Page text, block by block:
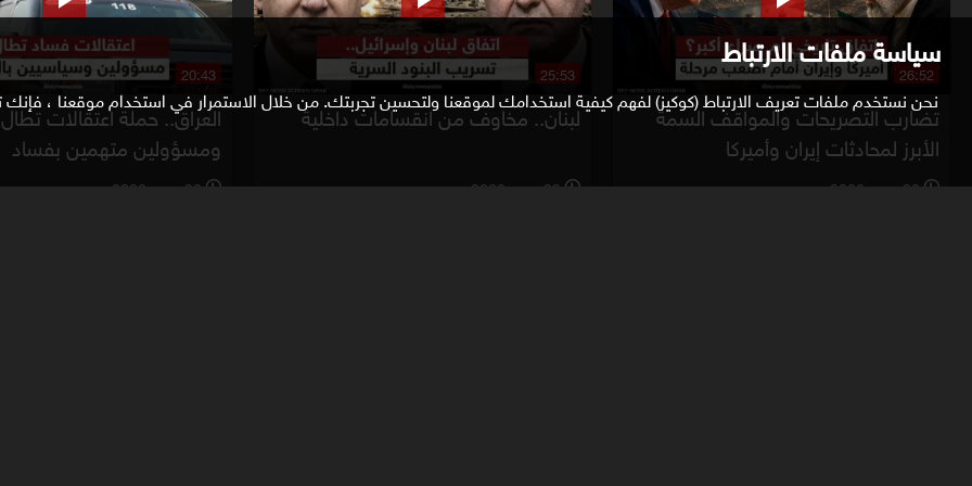
سياسة ملفات الارتباط
نحن نستخدم ملفات تعريف الارتباط (كوكيز) لفهم كيفية استخدامك لموقعنا ولتحسين تجربتك. من خلال الاستمرار في استخدام موقعنا ، فإنك
26:52
تضارب التصريحات والمواقف السمة
الأبرز لمحادثات إيران وأميركا
25:53
لبنان.. مخاوف من انقسامات داخلية
20:43
العراق.. حملة اعتقالات
ومسؤولين متهمين بفساد